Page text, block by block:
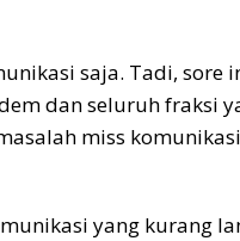
saja. Tadi,
dan seluruh fraksi
miss
yang kurang